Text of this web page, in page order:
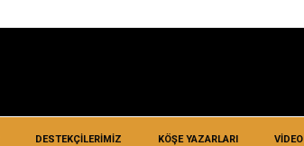
DESTEKÇILERIMIZ KÖŞE YAZARLARI VIDEO